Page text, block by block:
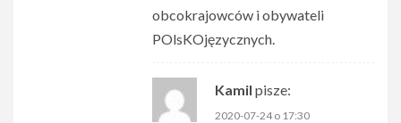
obcokrajowców i obywateli
POlsKOjęzycznych.
Kamil pisze:
2020-07-24 o 17:30